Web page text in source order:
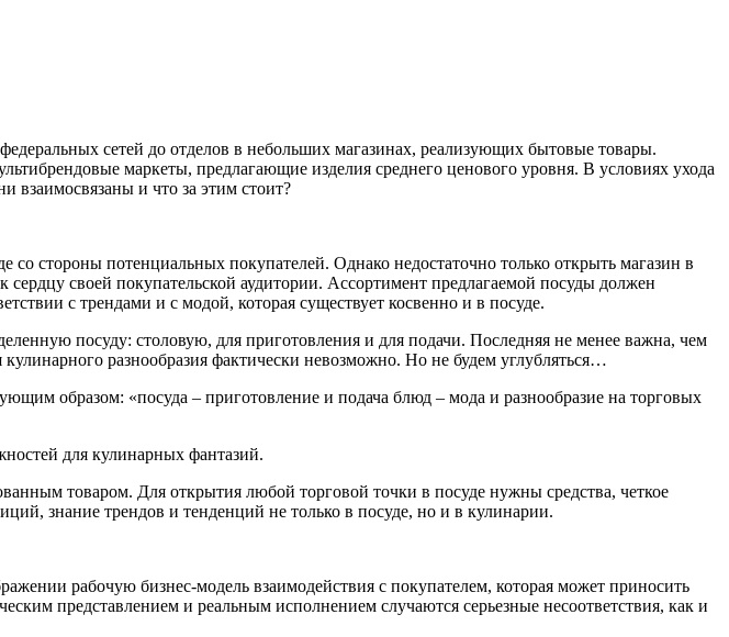
сетей до отделов в небольших магазинах, реализующих бытовые товары.
маркеты, предлагающие изделия среднего ценового уровня. В условиях ухода
взаимосвязаны и что за этим стоит?
стороны потенциальных покупателей. Однако недостаточно только открыть магазин в
своей покупательской аудитории. Ассортимент предлагаемой посуды должен
с трендами и с модой, которая существует косвенно и в посуде.
посуду: столовую, для приготовления и для подачи. Последняя не менее важна, чем
разнообразия фактически невозможно. Но не будем углубляться…
образом: «посуда – приготовление и подача блюд – мода и разнообразие на торговых
для кулинарных фантазий.
товаром. Для открытия любой торговой точки в посуде нужны средства, четкое
знание трендов и тенденций не только в посуде, но и в кулинарии.
рабочую бизнес-модель взаимодействия с покупателем, которая может приносить
представлением и реальным исполнением случаются серьезные несоответствия, как и